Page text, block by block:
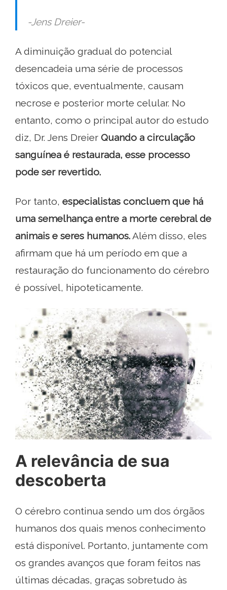
-Jens Dreier-
A diminuição gradual do potencial
desencadeia uma série de processos
tóxicos que, eventualmente, causam
necrose e posterior morte celular. No
entanto, como o principal autor do estudo
diz, Dr. Jens Dreier Quando a circulação
sanguínea é restaurada, esse processo
pode ser revertido.
Por tanto, especialistas concluem que há
uma semelhança entre a morte cerebral de
animais e seres humanos.Além disso, eles
afirmam que há um período em que a
restauração do funcionamento do cérebro
é possível, hipoteticamente.
A relevância de sua
descoberta
O cérebro continua sendo um dos órgãos
humanos dos quais menos conhecimento
está disponível. Portanto, juntamente com
os grandes avanços que foram feitos nas
últimas décadas, graças sobretudo às